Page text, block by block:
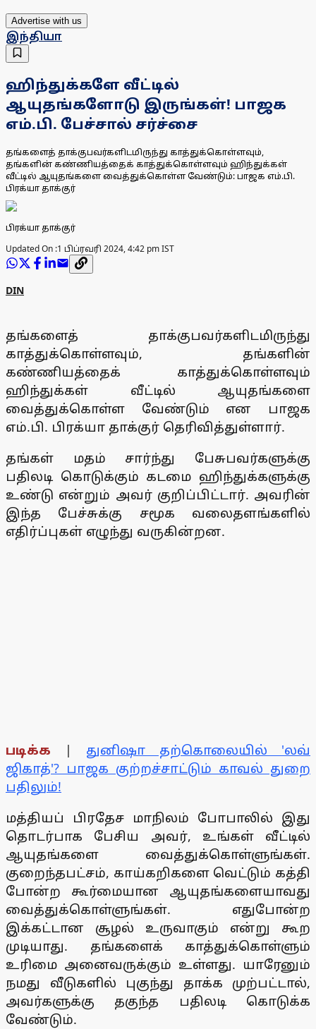
Advertise with us
இந்தியா
ஹிந்துக்களே வீட்டில்
ஆயுதங்களோடு இருங்கள்! பாஜக
எம்.பி. பேச்சால் சர்ச்சை
தங்களைத் தாக்குபவர்களிடமிருந்து காத்துக்கொள்ளவும்,
தங்களின் கண்ணியத்தைக் காத்துக்கொள்ளவும் ஹிந்துக்கள்
வீட்டில் ஆயுதங்களை வைத்துக்கொள்ள வேண்டும்: பாஜக எம்.பி.
பிரக்யா தாக்குர்
பிரக்யா தாக்குர்
Updated On :1 பிப்ரவரி 2024, 4:42 pm IST
DIN
தங்களைத் தாக்குபவர்களிடமிருந்து
காத்துக்கொள்ளவும், தங்களின்
கண்ணியத்தைக் காத்துக்கொள்ளவும்
ஹிந்துக்கள் வீட்டில் ஆயுதங்களை
வைத்துக்கொள்ள வேண்டும் என பாஜக
எம்.பி. பிரக்யா தாக்குர் தெரிவித்துள்ளார்.
தங்கள் மதம் சார்ந்து பேசுபவர்களுக்கு
பதிலடி கொடுக்கும் கடமை ஹிந்துக்களுக்கு
உண்டு என்றும் அவர் குறிப்பிட்டார். அவரின்
இந்த பேச்சுக்கு சமூக வலைதளங்களில்
எதிர்ப்புகள் எழுந்து வருகின்றன.
படிக்க | துனிஷா தற்கொலையில் 'லவ்
ஜிகாத்'? பாஜக குற்றச்சாட்டும் காவல் துறை
பதிலும்!
மத்தியப் பிரதேச மாநிலம் போபாலில் இது
தொடர்பாக பேசிய அவர், உங்கள் வீட்டில்
ஆயுதங்களை வைத்துக்கொள்ளுங்கள்.
குறைந்தபட்சம், காய்கறிகளை வெட்டும் கத்தி
போன்ற கூர்மையான ஆயுதங்களையாவது
வைத்துக்கொள்ளுங்கள். எதுபோன்ற
இக்கட்டான சூழல் உருவாகும் என்று கூற
முடியாது. தங்களைக் காத்துக்கொள்ளும்
உரிமை அனைவருக்கும் உள்ளது. யாரேனும்
நமது வீடுகளில் புகுந்து தாக்க முற்பட்டால்,
அவர்களுக்கு தகுந்த பதிலடி கொடுக்க
வேண்டும்.